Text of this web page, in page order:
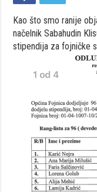
Kao što smo ranije
načelnik Sabahudin
stipendija za fojničke